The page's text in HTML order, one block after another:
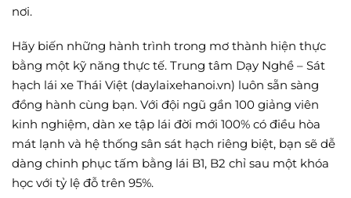
nơi.
Hãy biến những hành trình trong mơ thành hiện thực
bằng một kỹ năng thực tế. Trung tâm Dạy Nghề – Sát
hạch lái xe Thái Việt (daylaixehanoi.vn) luôn sẵn sàng
đồng hành cùng bạn. Với đội ngũ gần 100 giảng viên
kinh nghiệm, dàn xe tập lái đời mới 100% có điều hòa
mát lạnh và hệ thống sân sát hạch riêng biệt, bạn sẽ dễ
dàng chinh phục tấm bằng lái B1, B2 chỉ sau một khóa
học với tỷ lệ đỗ trên 95%.